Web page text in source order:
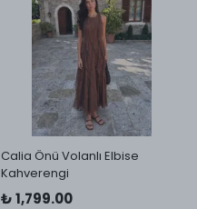
Calia Önü Volanlı Elbise
Kahverengi
₺ 1,799.00